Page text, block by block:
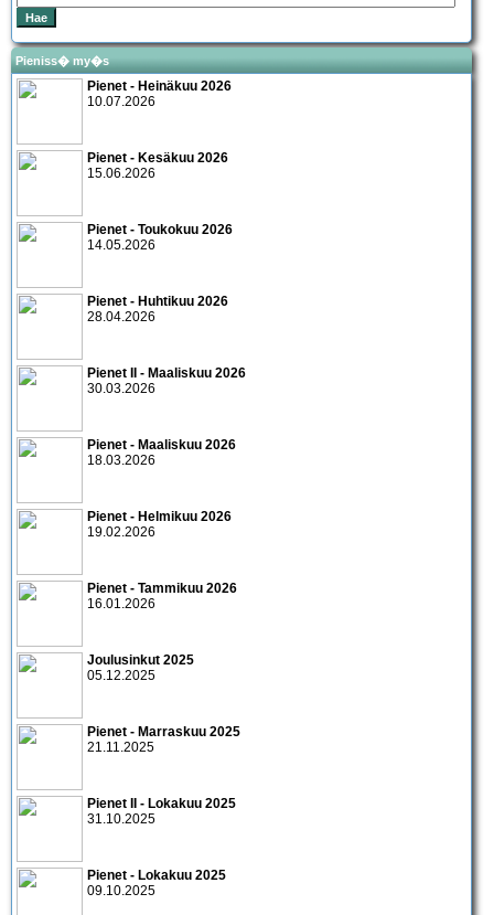
Pieniss� my�s
Pienet - Heinäkuu 2026
10.07.2026
Pienet - Kesäkuu 2026
15.06.2026
Pienet - Toukokuu 2026
14.05.2026
Pienet - Huhtikuu 2026
28.04.2026
Pienet II - Maaliskuu 2026
30.03.2026
Pienet - Maaliskuu 2026
18.03.2026
Pienet - Helmikuu 2026
19.02.2026
Pienet - Tammikuu 2026
16.01.2026
Joulusinkut 2025
05.12.2025
Pienet - Marraskuu 2025
21.11.2025
Pienet II - Lokakuu 2025
31.10.2025
Pienet - Lokakuu 2025
09.10.2025